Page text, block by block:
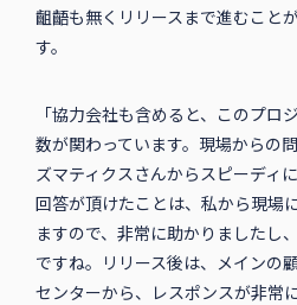
齟齬も無くリリースまで進むこと
す。
「協力会社も含めると、このプロ
数が関わっています。現場からの
ズマティクスさんからスピーディ
回答が頂けたことは、私から現場
ますので、非常に助かりましたし
ですね。リリース後は、メインの
センターから、レスポンスが非常